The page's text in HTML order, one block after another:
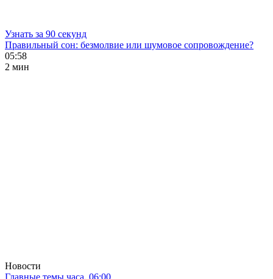
Узнать за 90 секунд
Правильный сон: безмолвие или шумовое сопровождение?
05:58
2 мин
Новости
Главные темы часа. 06:00